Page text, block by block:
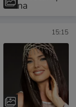
15:15